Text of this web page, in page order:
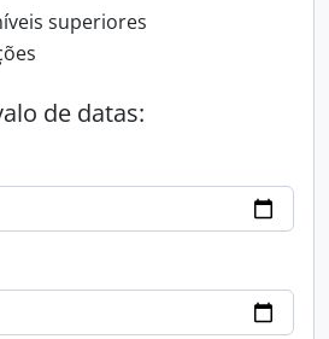
de nível superior
superiores
de datas: